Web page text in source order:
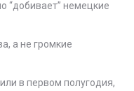
“добивает” немецкие
а не громкие
в первом полугодия,